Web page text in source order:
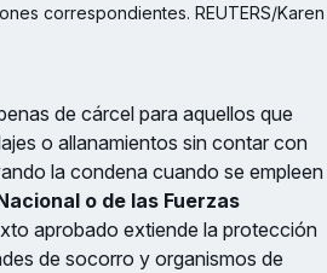
correspondientes. REUTERS/Karen
de cárcel para aquellos que
o allanamientos sin contar con
la condena cuando se empleen
o de las Fuerzas
aprobado extiende la protección
de socorro y organismos de